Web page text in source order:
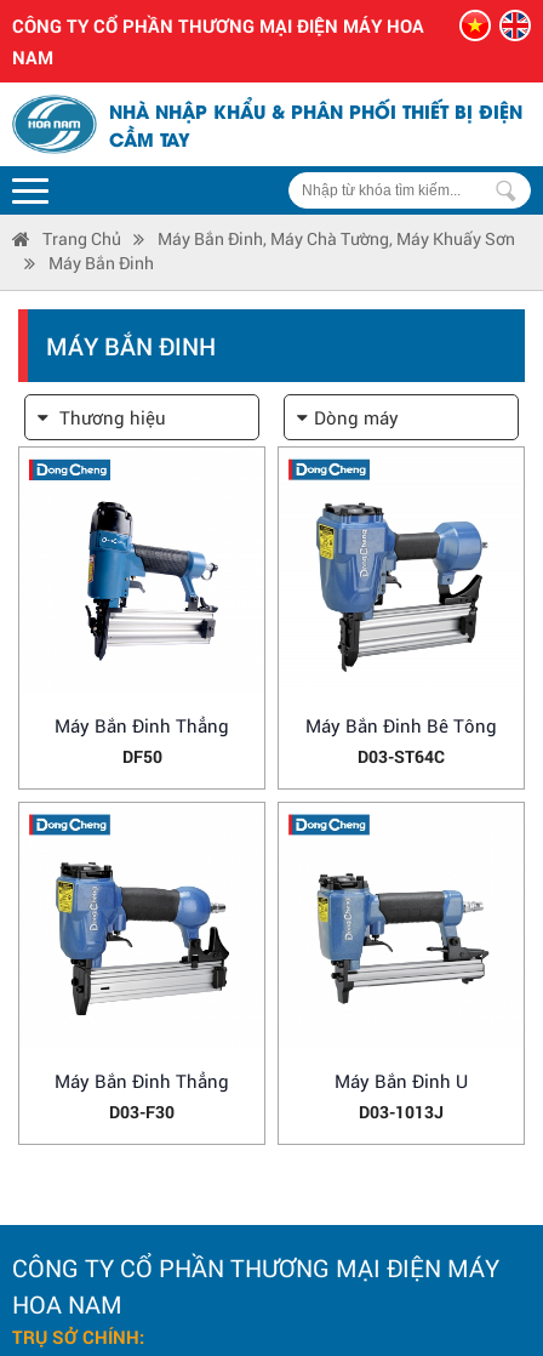
CÔNG TY CỔ PHẦN THƯƠNG MẠI ĐIỆN MÁY HOA
NAM
NHÀ NHẬP KHẨU & PHÂN PHỐI THIẾT BỊ ĐIỆN
CẦM TAY
Trang Chủ
Máy Bắn Đinh, Máy Chà Tường, Máy Khuấy Sơn
Máy Bắn Đinh
MÁY BẮN ĐINH
Thương hiệu Dòng máy
Máy Bắn Đinh Thẳng
DF50
Máy Bắn Đinh Bê Tông
D03-ST64C
Máy Bắn Đinh Thẳng
D03-F30
Máy Bắn Đinh U
D03-1013J
CÔNG TY CỔ PHẦN THƯƠNG MẠI ĐIỆN MÁY
HOA NAM
TRỤ SỞ CHÍNH: